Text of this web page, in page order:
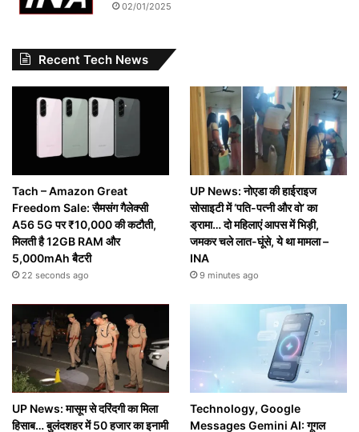
02/01/2025
Recent Tech News
Tach – Amazon Great
Freedom Sale: सैमसंग गैलेक्सी
A56 5G पर ₹10,000 की कटौती,
मिलती है 12GB RAM और
5,000mAh बैटरी
22 seconds ago
UP News: नोएडा की हाईराइज
सोसाइटी में ‘पति-पत्नी और वो’ का
ड्रामा… दो महिलाएं आपस में भिड़ी,
जमकर चले लात-घूंसे, ये था मामला –
INA
9 minutes ago
UP News: मासूम से दरिंदगी का मिला
हिसाब… बुलंदशहर में 50 हजार का इनामी
Technology, Google
Messages Gemini AI: गूगल